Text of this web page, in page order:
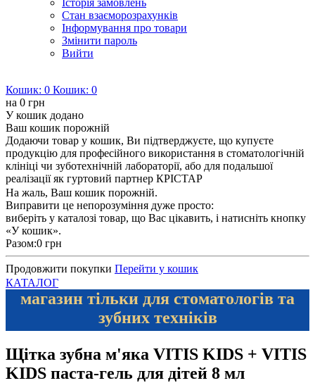
Історія замовлень
Стан взаєморозрахунків
Інформування про товари
Змінити пароль
Вийти
Кошик: 0 Кошик: 0
на 0 грн
У кошик додано
Ваш кошик порожній
Додаючи товар у кошик, Ви підтверджуєте, що купуєте
продукцію для професійного використання в стоматологічній
клініці чи зуботехнічній лабораторії, або для подальшої
реалізації як гуртовий партнер КРІСТАР
На жаль, Ваш кошик порожній.
Виправити це непорозуміння дуже просто:
виберіть у каталозі товар, що Вас цікавить, і натисніть кнопку
«У кошик».
Разом:0 грн
Продовжити покупки Перейти у кошик
КАТАЛОГ
магазин тільки для стоматологів та
зубних техніків
Щітка зубна м'яка VITIS KIDS + VITIS
KIDS паста-гель для дітей 8 мл